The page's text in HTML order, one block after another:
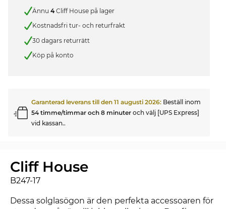
Ännu 4Cliff House på lager
Kostnadsfri tur- och returfrakt
30 dagars returrätt
Köp på konto
Garanterad leverans till den 11 augusti 2026: Beställ inom
54 timme/timmar och 8 minuter och välj [UPS Express]
vid kassan..
Cliff House
B247-17
Dessa solglasögon är den perfekta accessoaren för